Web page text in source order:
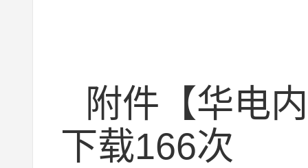
附件【华电
下载166次